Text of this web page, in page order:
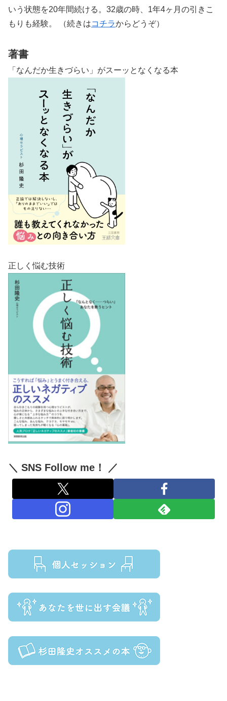
いう状態を20年間続ける。32歳の時、1年4ヶ月の引きこ
もりも経験。 （続きはコチラからどうぞ）
著書
「なんだか生きづらい」がスーッとなくなる本
正しく悩む技術
＼ SNS Follow me！ ／